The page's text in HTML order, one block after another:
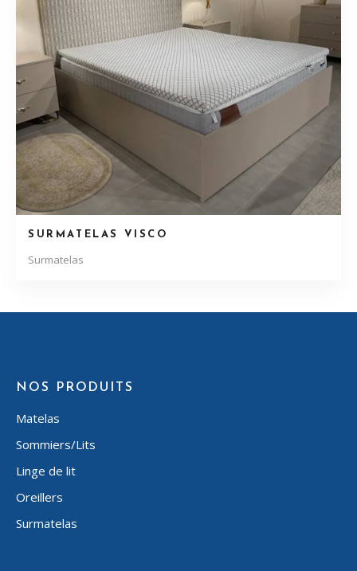
SURMATELAS VISCO
Surmatelas
NOS PRODUITS
Matelas
Sommiers/Lits
Linge de lit
Oreillers
Surmatelas